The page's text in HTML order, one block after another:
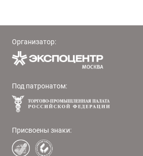
Организатор:
Под патронатом:
Присвоены знаки: